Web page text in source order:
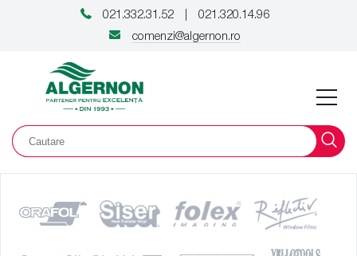
021.332.31.52
021.320.14.96
comenzi@algernon.ro